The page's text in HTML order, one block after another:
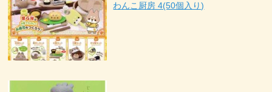
わんこ厨房 4(50個入り)